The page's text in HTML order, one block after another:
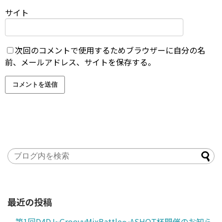
サイト
次回のコメントで使用するためブラウザーに自分の名
前、メールアドレス、サイトを保存する。
最近の投稿